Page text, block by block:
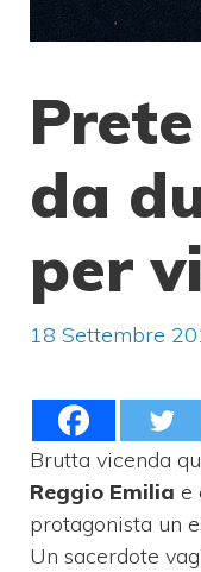
da
per
18 Settembre
Brutta vicenda
Reggio Emilia e
protagonista un
Un sacerdote